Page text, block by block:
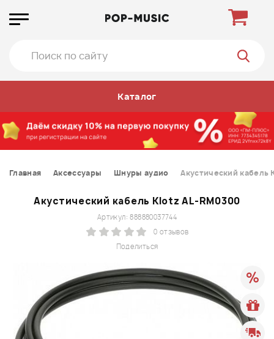
Каталог
Главная Аксессуары Шнуры аудио Акустический кабель
Акустический кабель Klotz AL-RM0300
Поделиться
Артикул: 888880037744
0 отзывов